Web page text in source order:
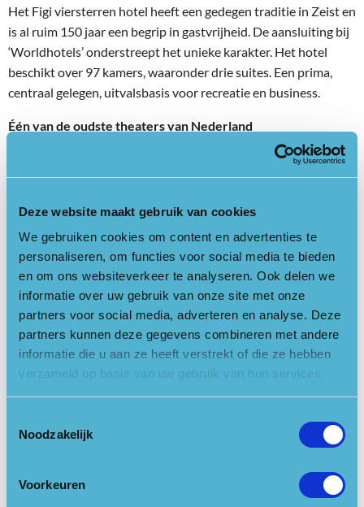
Deze website maakt gebruik van cookies
We gebruiken cookies om content en advertenties te
personaliseren, om functies voor social media te bieden
en om ons websiteverkeer te analyseren. Ook delen we
informatie over uw gebruik van onze site met onze
partners voor social media, adverteren en analyse. Deze
partners kunnen deze gegevens combineren met andere
informatie die u aan ze heeft verstrekt of die ze hebben
verzameld op basis van uw gebruik van hun services.
Noodzakelijk
Voorkeuren
Het Figi viersterren hotel heeft een gedegen traditie in Zeist en
is al ruim 150 jaar een begrip in gastvrijheid. De aansluiting bij
‘Worldhotels’ onderstreept het unieke karakter. Het hotel
beschikt over 97 kamers, waaronder drie suites. Een prima,
centraal gelegen, uitvalsbasis voor recreatie en business.
Één van de oudste theaters van Nederland
Het Figi Theater behoort tot de oudste theaters van
Nederland, maar dan wel in een moderne setting. Figi
gerenommeerde (inter)nationale gezelschappen. Perfecte
kamerconcert tot jazzsessie, van groots theater tot kleine one
man show. Serieus, swingend, meeslepend en intiem!
Veelzijdig! Geniet van een drankje in het Theatercafé voor of
na een show.
Bioscoop met filmhuisfilms, blockbusters en meer
In de 4 zalen van de Figi Bioscoop draaien dagelijks de meest
recente films. Naast de avondvoorstellingen zijn er op
filmhuisfilms gedraaid. Blockbusters, kostuumdrama,
Bioscoop heeft het.